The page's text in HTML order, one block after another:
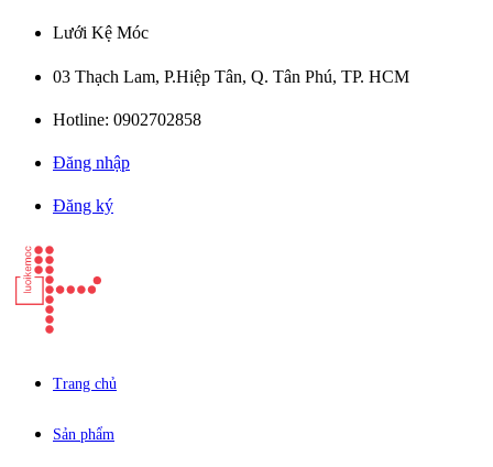
Lưới Kệ Móc
03 Thạch Lam, P.Hiệp Tân, Q. Tân Phú, TP. HCM
Hotline: 0902702858
Đăng nhập
Đăng ký
Trang chủ
Sản phẩm